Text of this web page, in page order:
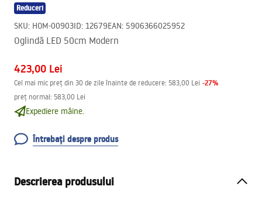
Reduceri
SKU: HOM-00903ID: 12679EAN: 5906366025952
Oglindă LED 50cm Modern
423,00 Lei
Cel mai mic preț din 30 de zile înainte de reducere: 583,00 Lei -27%
preț normal: 583,00 Lei
Expediere mâine.
Întrebați despre produs
Descrierea produsului